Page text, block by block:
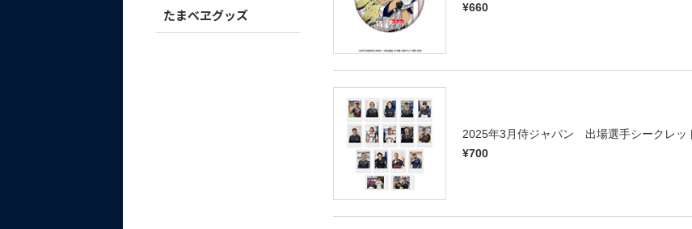
たまべヱグッズ
¥660
2025年3月侍ジャパン 出場選手シークレッ
¥700